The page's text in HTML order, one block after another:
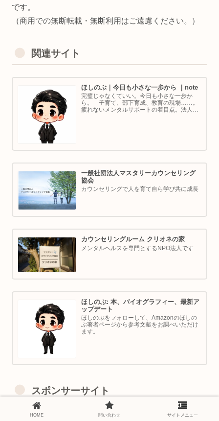
です。
（商用での無断転載・無断利用はご遠慮ください。）
関連サイト
ほしのぶ｜今日も小さな一歩から ｜note
完璧じゃなくていい。今日も小さな一歩か
ら。 子育て、部下育成、教育の現場……。
疲れないメンタルサポートの着目点。法人代
一般社団法人マスタリーカウンセリング
協会
カウンセリングで人を育て自ら学び共に成長
カウンセリングルーム クリオネの家
メンタルヘルスを専門とするNPO法人です
ほしのぶ: 本、バイオグラフィー、最新ア
ップデート
ほしのぶをフォローして、Amazonのほしの
ぶ著者ページから参考文献をお調べいただけ
ます。
スポンサーサイト
HOME 問い合わせ サイトメニュー